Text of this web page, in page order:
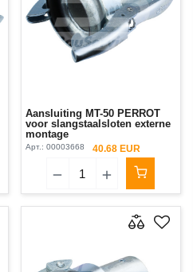
Aansluiting MT-50 PERROT
voor slangstaalsloten externe
montage
Арт.: 00003668 40.68 EUR